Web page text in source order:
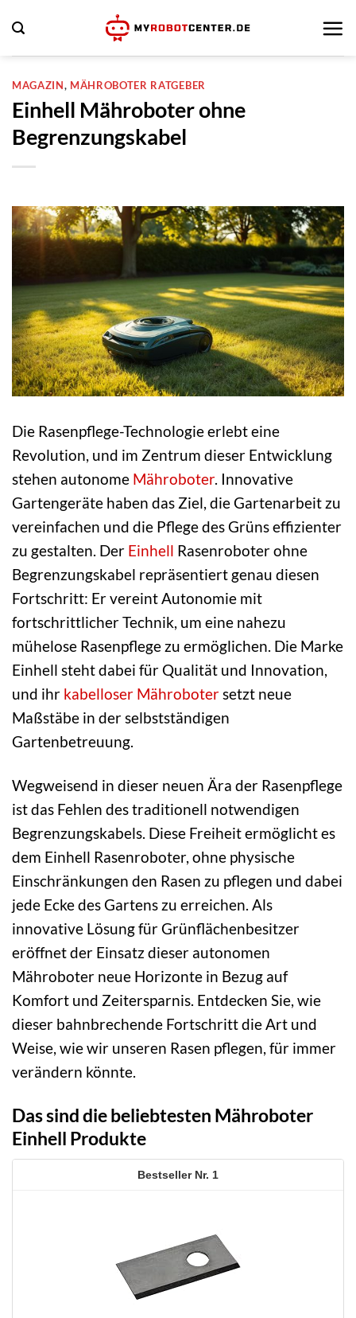
Inhalt
springen
MAGAZIN, MÄHROBOTER RATGEBER
Einhell Mähroboter ohne
Begrenzungskabel
Die Rasenpflege-Technologie erlebt eine
Revolution, und im Zentrum dieser Entwicklung
stehen autonome Mähroboter. Innovative
Gartengeräte haben das Ziel, die Gartenarbeit zu
vereinfachen und die Pflege des Grüns effizienter
zu gestalten. Der Einhell Rasenroboter ohne
Begrenzungskabel repräsentiert genau diesen
Fortschritt: Er vereint Autonomie mit
fortschrittlicher Technik, um eine nahezu
mühelose Rasenpflege zu ermöglichen. Die Marke
Einhell steht dabei für Qualität und Innovation,
und ihr kabelloser Mährobotersetzt neue
Maßstäbe in der selbstständigen
Gartenbetreuung.
Wegweisend in dieser neuen Ära der Rasenpflege
ist das Fehlen des traditionell notwendigen
Begrenzungskabels. Diese Freiheit ermöglicht es
dem Einhell Rasenroboter, ohne physische
Einschränkungen den Rasen zu pflegen und dabei
jede Ecke des Gartens zu erreichen. Als
innovative Lösung für Grünflächenbesitzer
eröffnet der Einsatz dieser autonomen
Mähroboter neue Horizonte in Bezug auf
Komfort und Zeitersparnis. Entdecken Sie, wie
dieser bahnbrechende Fortschritt die Art und
Weise, wie wir unseren Rasen pflegen, für immer
verändern könnte.
Das sind die beliebtesten Mähroboter
Einhell Produkte
1